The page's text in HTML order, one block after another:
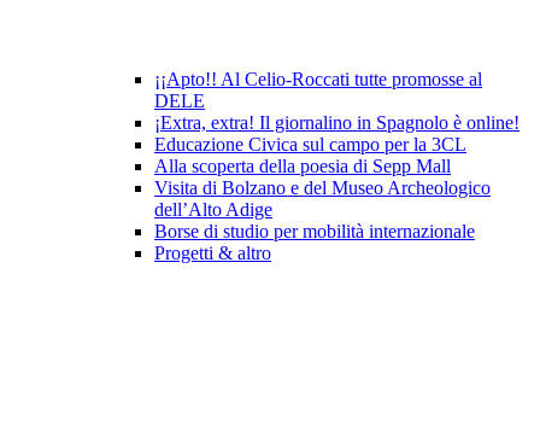
¡¡Apto!! Al Celio-Roccati tutte promosse al
DELE
¡Extra, extra! Il giornalino in Spagnolo è online!
Educazione Civica sul campo per la 3CL
Alla scoperta della poesia di Sepp Mall
Visita di Bolzano e del Museo Archeologico
dell’Alto Adige
Borse di studio per mobilità internazionale
Progetti & altro